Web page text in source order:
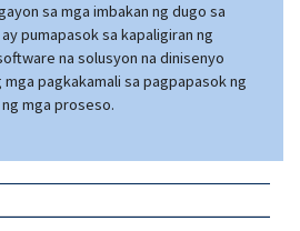
sa mga imbakan ng dugo sa
pumapasok sa kapaligiran ng
na solusyon na dinisenyo
mga pagkakamali sa pagpapasok ng
mga proseso.